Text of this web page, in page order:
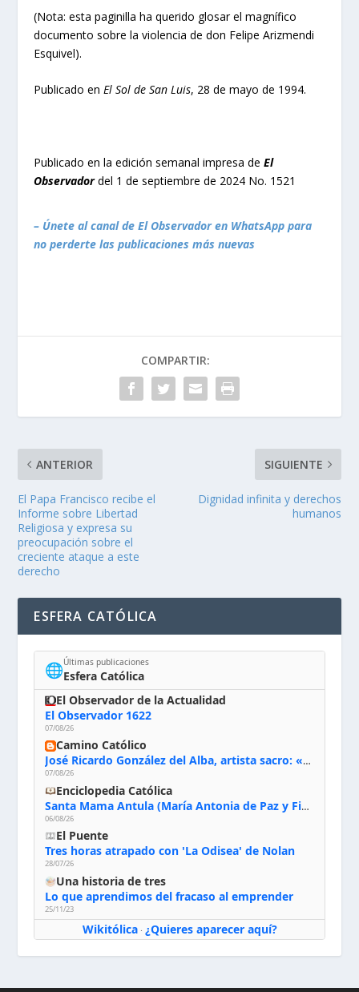
(Nota: esta paginilla ha querido glosar el magnífico
documento sobre la violencia de don Felipe Arizmendi
Esquivel).
Publicado enEl Sol de San Luis, 28 de mayo de 1994.
Publicado en la edición semanal impresa deEl
Observadordel 1 de septiembre de 2024 No. 1521
– Únete al canal de El Observador en WhatsApp para
no perderte las publicaciones más nuevas
COMPARTIR:
ANTERIOR
El Papa Francisco recibe el
Informe sobre Libertad
Religiosa y expresa su
preocupación sobre el
creciente ataque a este
derecho
SIGUIENTE
Dignidad infinita y derechos
humanos
ESFERA CATÓLICA
🌐Últimas publicaciones
Esfera Católica
El Observador de la Actualidad
El Observador 1622
07/08/26
Camino Católico
José Ricardo González del Alba, artista sacro: «Yo oro, hablo con Dios, le pido al Espíritu Santo su inspiración y siempre pinto rezando el rosario para que sea Él quien actúe a través de mis manos»
07/08/26
Enciclopedia Católica
Santa Mama Antula (María Antonia de Paz y Figueroa)
06/08/26
El Puente
Tres horas atrapado con 'La Odisea' de Nolan
28/07/26
Una historia de tres
Lo que aprendimos del fracaso al emprender
25/11/23
Wikitólica· ¿Quieres aparecer aquí?